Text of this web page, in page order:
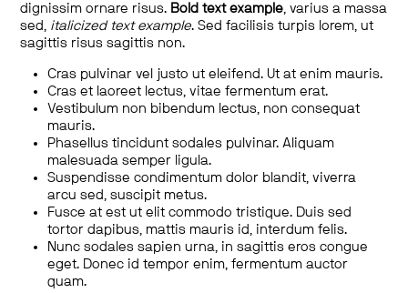
dignissim ornare risus. Bold text example, varius a massa
sed, italicized text example. Sed facilisis turpis lorem, ut
sagittis risus sagittis non.
Cras pulvinar vel justo ut eleifend. Ut at enim mauris.
Cras et laoreet lectus, vitae fermentum erat.
Vestibulum non bibendum lectus, non consequat
mauris.
Phasellus tincidunt sodales pulvinar. Aliquam
malesuada semper ligula.
Suspendisse condimentum dolor blandit, viverra
arcu sed, suscipit metus.
Fusce at est ut elit commodo tristique. Duis sed
tortor dapibus, mattis mauris id, interdum felis.
Nunc sodales sapien urna, in sagittis eros congue
eget. Donec id tempor enim, fermentum auctor
quam.